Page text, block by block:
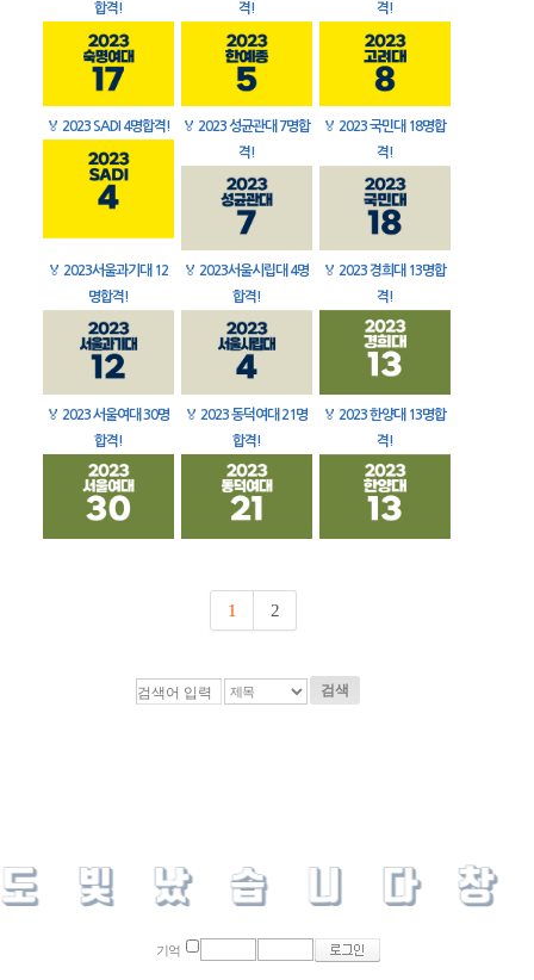
합격!
격!
격!
🏅 2023 SADI 4명합격! 🏅 2023 성균관대 7명합
격!
🏅 2023 국민대 18명합
격!
🏅 2023서울과기대 12
명합격!
🏅 2023서울시립대 4명
합격!
🏅 2023 경희대 13명합
격!
🏅 2023 서울여대 30명
합격!
🏅 2023 동덕여대 21명
합격!
🏅 2023 한양대 13명합
격!
1 2
검색
기억